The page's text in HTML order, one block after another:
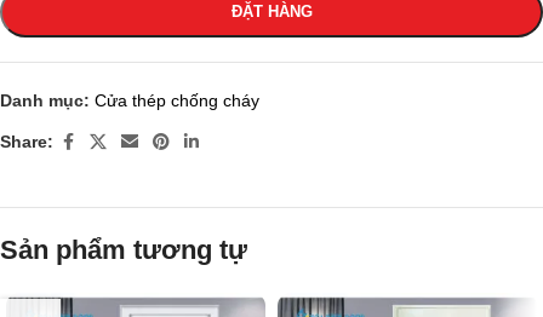
ĐẶT HÀNG
Danh mục: Cửa thép chống cháy
Share:
Sản phẩm tương tự